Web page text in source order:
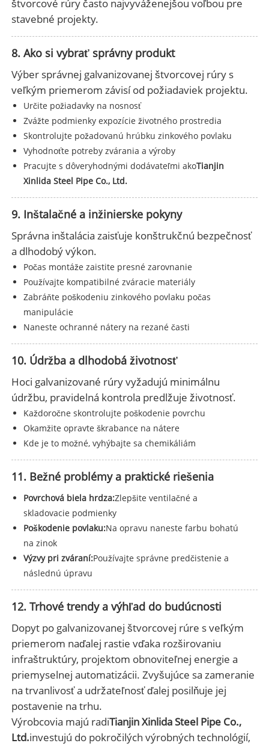
štvorcové rúry často najvyváženejšou voľbou pre
stavebné projekty.
8. Ako si vybrať správny produkt
Výber správnej galvanizovanej štvorcovej rúry s
veľkým priemerom závisí od požiadaviek projektu.
Určite požiadavky na nosnosť
Zvážte podmienky expozície životného prostredia
Skontrolujte požadovanú hrúbku zinkového povlaku
Vyhodnoťte potreby zvárania a výroby
Pracujte s dôveryhodnými dodávateľmi akoTianjin
Xinlida Steel Pipe Co., Ltd.
9. Inštalačné a inžinierske pokyny
Správna inštalácia zaisťuje konštrukčnú bezpečnosť
a dlhodobý výkon.
Počas montáže zaistite presné zarovnanie
Používajte kompatibilné zváracie materiály
Zabráňte poškodeniu zinkového povlaku počas
manipulácie
Naneste ochranné nátery na rezané časti
10. Údržba a dlhodobá životnosť
Hoci galvanizované rúry vyžadujú minimálnu
údržbu, pravidelná kontrola predlžuje životnosť.
Každoročne skontrolujte poškodenie povrchu
Okamžite opravte škrabance na nátere
Kde je to možné, vyhýbajte sa chemikáliám
11. Bežné problémy a praktické riešenia
Povrchová biela hrdza:Zlepšite ventilačné a
skladovacie podmienky
Poškodenie povlaku:Na opravu naneste farbu bohatú
na zinok
Výzvy pri zváraní:Používajte správne predčistenie a
následnú úpravu
12. Trhové trendy a výhľad do budúcnosti
Dopyt po galvanizovanej štvorcovej rúre s veľkým
priemerom naďalej rastie vďaka rozširovaniu
infraštruktúry, projektom obnoviteľnej energie a
priemyselnej automatizácii. Zvyšujúce sa zameranie
na trvanlivosť a udržateľnosť ďalej posilňuje jej
postavenie na trhu.
Výrobcovia majú radiTianjin Xinlida Steel Pipe Co.,
Ltd.investujú do pokročilých výrobných technológií,